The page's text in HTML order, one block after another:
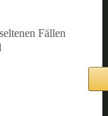
Fällen